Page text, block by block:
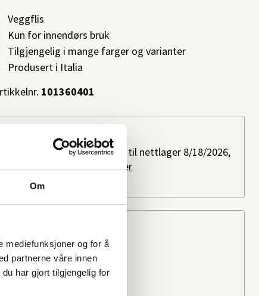
Om
mediefunksjoner og for å
partnerne våre innen
har gjort tilgjengelig for
Slik kan du få varen
Bestillingsvare: Forventes til nettlager 8/18/2026,
ved bestilling i dag.Les mer
Ikke på lager i butikk
Veggflis
Kun for innendørs bruk
Tilgjengelig i mange farger og varianter
Produsert i Italia
101360401
Ditt postnummer